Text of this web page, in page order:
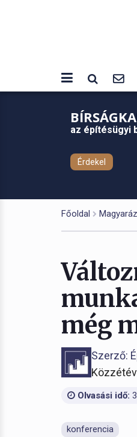
az építésügyi
Érdekel
Főoldal
még
Szerző:
Olvasási idő:
konferencia